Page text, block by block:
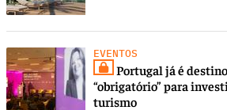
EVENTOS
Portugal já é destino
“obrigatório” para
turismo